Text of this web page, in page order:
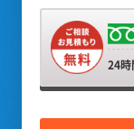
24時